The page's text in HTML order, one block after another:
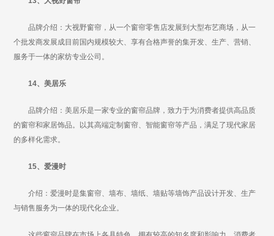
品牌介绍：大视野窗帘，从一个窗帘零售店发展到大型布艺商场，从一
个批发商发展成目前国内规模较大、享有合格声誉的集开发、生产、营销、
服务于一体的家纺专业公司。
14、美居乐
品牌介绍：美居乐是一家专业的窗帘品牌，致力于为消费者提供高品质
的窗帘和家居饰品。以其高端定制窗帘、智能窗帘等产品，满足了现代家居
的多样化需求。
15、爱漫时
介绍：爱漫时是集窗帘、墙布、墙纸、墙贴等墙饰产品设计开发、生产
与销售服务为一体的现代化企业。